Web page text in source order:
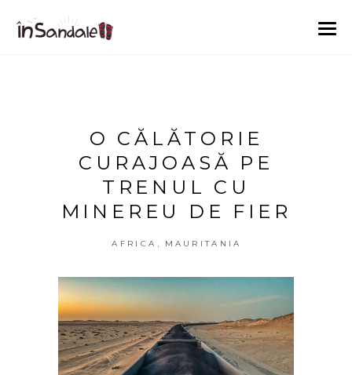
O CĂLĂTORIE
CURAJOASĂ PE
TRENUL CU
MINEREU DE FIER
AFRICA MAURITANIA